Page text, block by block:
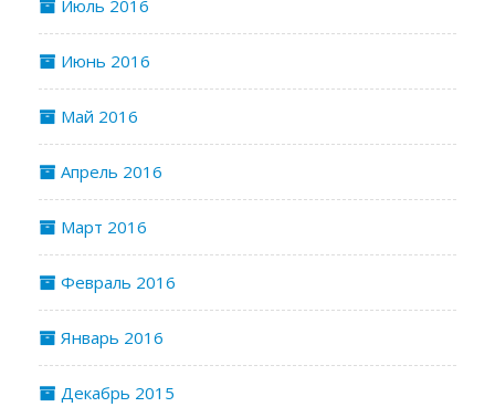
Июль 2016
Июнь 2016
Май 2016
Апрель 2016
Март 2016
Февраль 2016
Январь 2016
Декабрь 2015